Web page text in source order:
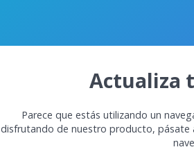
Actualiza
Parece que estás utilizando un
disfrutando de nuestro producto, pásate